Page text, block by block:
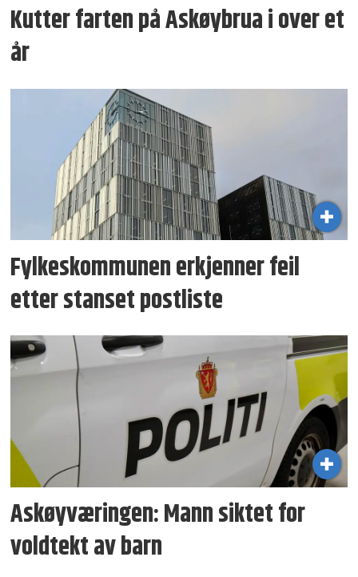
Kutter farten på Askøybrua i over et
år
Fylkeskommunen erkjenner feil
etter stanset postliste
Askøyværingen: Mann siktet for
voldtekt av barn